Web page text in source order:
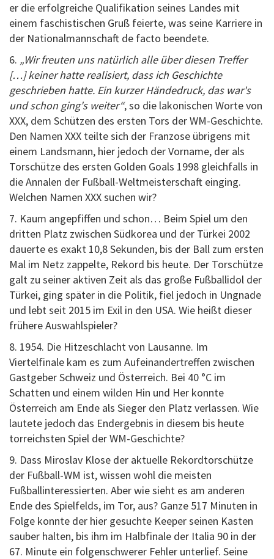
er die erfolgreiche Qualifikation seines Landes mit
einem faschistischen Gruß feierte, was seine Karriere in
der Nationalmannschaft de facto beendete.
6. „Wir freuten uns natürlich alle über diesen Treffer
[…] keiner hatte realisiert, dass ich Geschichte
geschrieben hatte. Ein kurzer Händedruck, das war's
und schon ging's weiter“, so die lakonischen Worte von
XXX, dem Schützen des ersten Tors der WM-Geschichte.
Den Namen XXX teilte sich der Franzose übrigens mit
einem Landsmann, hier jedoch der Vorname, der als
Torschütze des ersten Golden Goals 1998 gleichfalls in
die Annalen der Fußball-Weltmeisterschaft einging.
Welchen Namen XXX suchen wir?
7. Kaum angepfiffen und schon… Beim Spiel um den
dritten Platz zwischen Südkorea und der Türkei 2002
dauerte es exakt 10,8 Sekunden, bis der Ball zum ersten
Mal im Netz zappelte, Rekord bis heute. Der Torschütze
galt zu seiner aktiven Zeit als das große Fußballidol der
Türkei, ging später in die Politik, fiel jedoch in Ungnade
und lebt seit 2015 im Exil in den USA. Wie heißt dieser
frühere Auswahlspieler?
8. 1954. Die Hitzeschlacht von Lausanne. Im
Viertelfinale kam es zum Aufeinandertreffen zwischen
Gastgeber Schweiz und Österreich. Bei 40 °C im
Schatten und einem wilden Hin und Her konnte
Österreich am Ende als Sieger den Platz verlassen. Wie
lautete jedoch das Endergebnis in diesem bis heute
torreichsten Spiel der WM-Geschichte?
9. Dass Miroslav Klose der aktuelle Rekordtorschütze
der Fußball-WM ist, wissen wohl die meisten
Fußballinteressierten. Aber wie sieht es am anderen
Ende des Spielfelds, im Tor, aus? Ganze 517 Minuten in
Folge konnte der hier gesuchte Keeper seinen Kasten
sauber halten, bis ihm im Halbfinale der Italia 90 in der
67. Minute ein folgenschwerer Fehler unterlief. Seine